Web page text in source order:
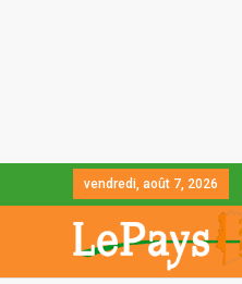
vendredi, août 7, 2026